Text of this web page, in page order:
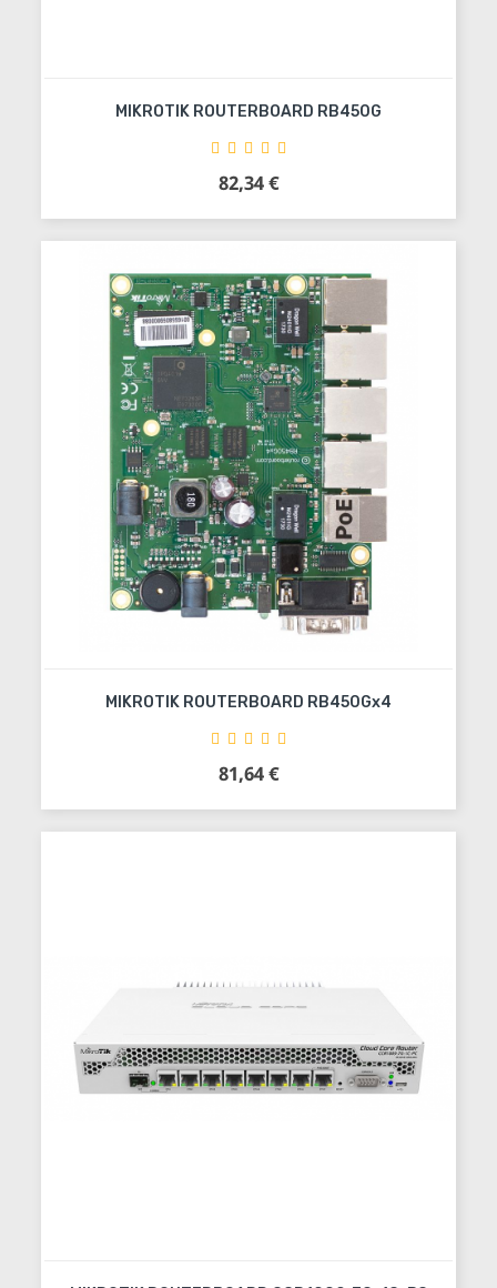
MIKROTIK ROUTERBOARD RB450G
Precio
82,34 €
Añadir al carrito
MIKROTIK ROUTERBOARD RB450Gx4
Precio
81,64 €
Añadir al carrito